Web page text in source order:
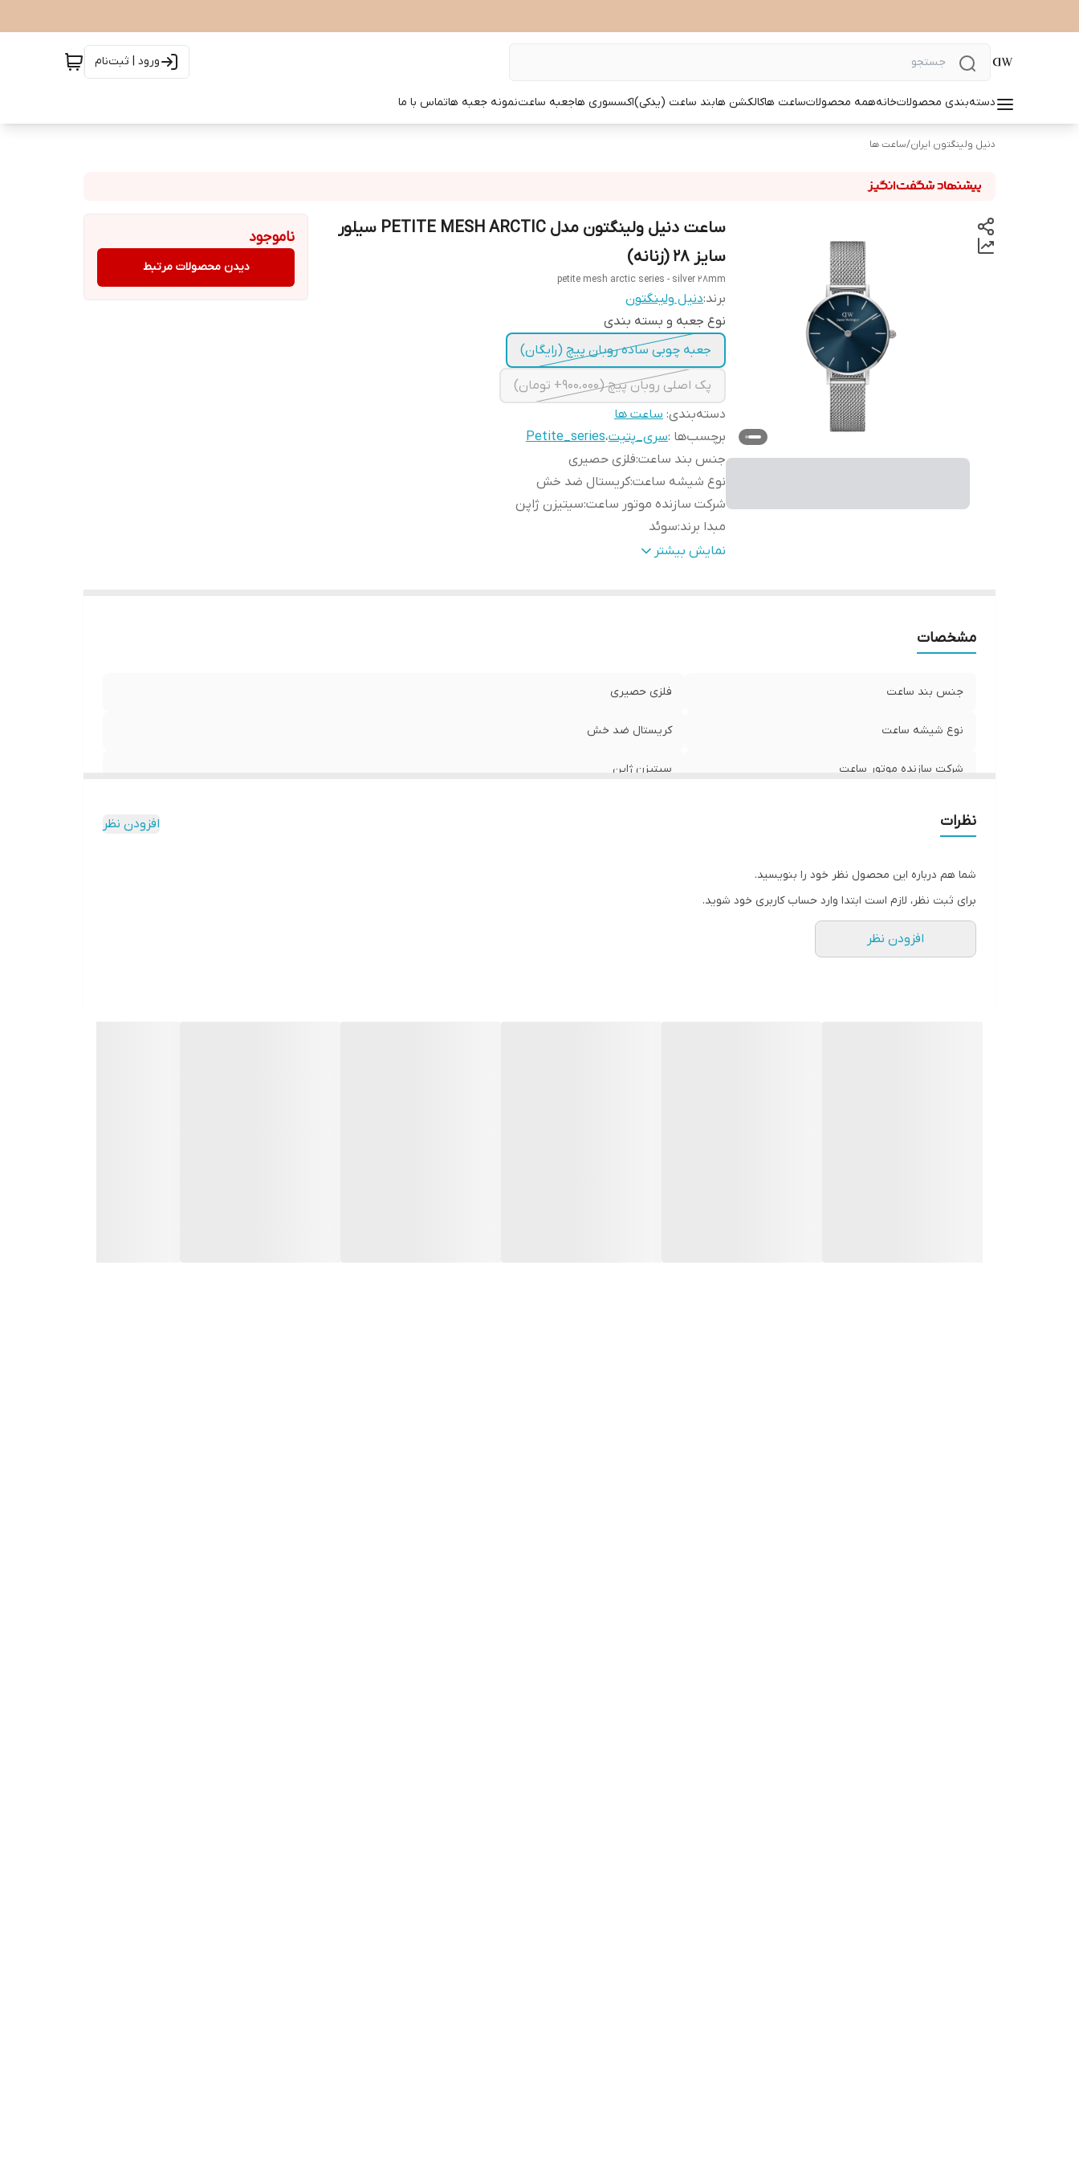
ورود | ثبت‌نام
دسته‌بندی محصولاتخانههمه محصولاتساعت هاکالکشن هابند ساعت (یدکی)اکسسوری هاجعبه ساعتنمونه جعبه هاتماس با ما
دنیل ولینگتون ایران/ساعت ها
ساعت دنیل ولینگتون مدل PETITE MESH ARCTIC سیلور
سایز 28 (زنانه)
petite mesh arctic series - silver 28mm
برند:دنیل ولینگتون
نوع جعبه و بسته بندی
جعبه چوبی ساده روبان پیچ (رایگان)
پک اصلی روبان پیچ (900،000+ تومان)
دسته‌بندی: ساعت ها
برچسب‌ها :سری_پتیت،Petite_series
جنس بند ساعت:فلزی حصیری
نوع شیشه ساعت:کریستال ضد خش
شرکت سازنده موتور ساعت:سیتیزن ژاپن
مبدا برند:سوئد
گارانتی : یکساله دنیل ولینگتون ایراننمایش بیشتر
ناموجود
دیدن محصولات مرتبط
مشخصات
جنس بند ساعت فلزی حصیری
نوع شیشه ساعت کریستال ضد خش
شرکت سازنده موتور ساعت سیتیزن ژاپن
قطر صفحه ساعت
نظرات افزودن نظر
شما هم درباره این محصول نظر خود را بنویسید.
برای ثبت نظر، لازم است ابتدا وارد حساب کاربری خود شوید.
افزودن نظر